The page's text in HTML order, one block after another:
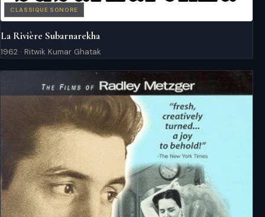
CLASSIQUE SONORE
La Rivière Subarnarekha
1962 · Ritwik Kumar Ghatak